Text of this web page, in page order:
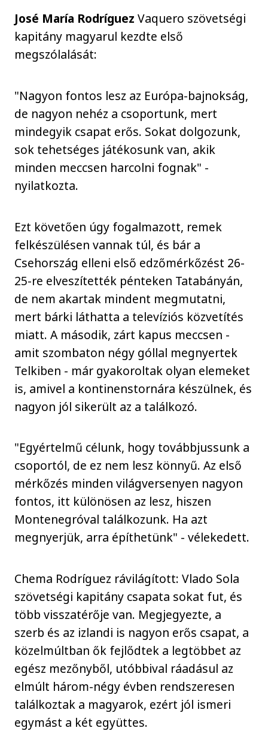
José María Rodríguez Vaquero szövetségi
kapitány magyarul kezdte első
megszólalását:
"Nagyon fontos lesz az Európa-bajnokság,
de nagyon nehéz a csoportunk, mert
mindegyik csapat erős. Sokat dolgozunk,
sok tehetséges játékosunk van, akik
minden meccsen harcolni fognak" -
nyilatkozta.
Ezt követően úgy fogalmazott, remek
felkészülésen vannak túl, és bár a
Csehország elleni első edzőmérkőzést 26-
25-re elveszítették pénteken Tatabányán,
de nem akartak mindent megmutatni,
mert bárki láthatta a televíziós közvetítés
miatt. A második, zárt kapus meccsen -
amit szombaton négy góllal megnyertek
Telkiben - már gyakoroltak olyan elemeket
is, amivel a kontinenstornára készülnek, és
nagyon jól sikerült az a találkozó.
"Egyértelmű célunk, hogy továbbjussunk a
csoportól, de ez nem lesz könnyű. Az első
mérkőzés minden világversenyen nagyon
fontos, itt különösen az lesz, hiszen
Montenegróval találkozunk. Ha azt
megnyerjük, arra építhetünk" - vélekedett.
Chema Rodríguez rávilágított: Vlado Sola
szövetségi kapitány csapata sokat fut, és
több visszatérője van. Megjegyezte, a
szerb és az izlandi is nagyon erős csapat, a
közelmúltban ők fejlődtek a legtöbbet az
egész mezőnyből, utóbbival ráadásul az
elmúlt három-négy évben rendszeresen
találkoztak a magyarok, ezért jól ismeri
egymást a két együttes.